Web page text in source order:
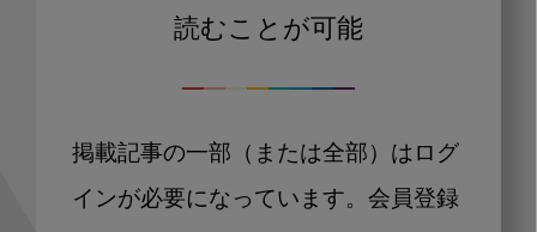
読むことが可能
掲載記事の一部（または全部）はログ
インが必要になっています。会員登録